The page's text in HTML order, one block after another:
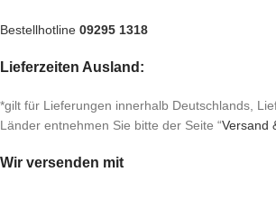
Bestellhotline 09295 1318
Lieferzeiten Ausland:
*gilt für Lieferungen innerhalb Deutschlands,
Länder entnehmen Sie bitte der Seite “Versand
Wir versenden mit